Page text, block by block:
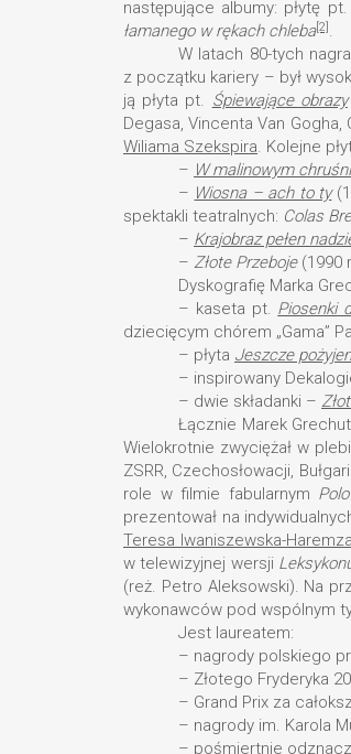
następujące albumy: płytę pt.
łamanego w rękach chleba[2] .
W latach 80-tych
z początku kariery – był
ją płyta pt. Śpiewające obrazy
Degasa, Vincenta Van Gogha,
Wiliama Szekspira. Kolejne
– W malinowym
– Wiosna – ach to ty
spektakli teatralnych: Colas
– Krajobraz pełen
– Złote Przeboje(1990
Dyskografię Marka
– kaseta pt. Piosenki
dziecięcym chórem „Gama”
– płyta Jeszcze
– inspirowany
– dwie składanki –
Łącznie Marek
Wielokrotnie zwyciężał w
ZSRR, Czechosłowacji,
role w filmie fabularnym
prezentował na
Teresa Iwaniszewska-Haremza
w telewizyjnej wersji
(reż. Petro Aleksowski). Na
wykonawców pod wspólnym
Jest laureatem:
– nagrody polskiego
– Złotego Fryderyka
– Grand Prix za
– nagrody im. Karola
– pośmiertnie